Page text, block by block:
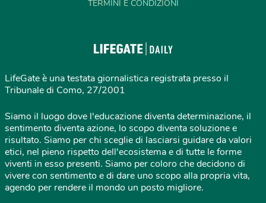
TERMINI E CONDIZIONI
LifeGate è una testata giornalistica registrata presso il
Tribunale di Como, 27/2001
Siamo il luogo dove l'educazione diventa determinazione, il
sentimento diventa azione, lo scopo diventa soluzione e
risultato. Siamo per chi sceglie di lasciarsi guidare da valori
etici, nel pieno rispetto dell'ecosistema e di tutte le forme
viventi in esso presenti. Siamo per coloro che decidono di
vivere con sentimento e di dare uno scopo alla propria vita,
agendo per rendere il mondo un posto migliore.